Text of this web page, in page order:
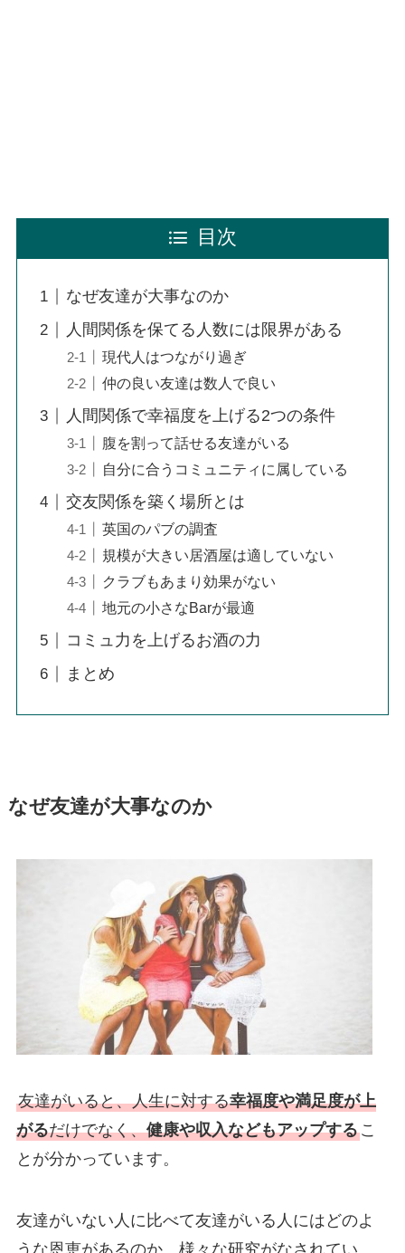
目次
なぜ友達が大事なのか
人間関係を保てる人数には限界がある
現代人はつながり過ぎ
仲の良い友達は数人で良い
人間関係で幸福度を上げる2つの条件
腹を割って話せる友達がいる
自分に合うコミュニティに属している
交友関係を築く場所とは
英国のパブの調査
規模が大きい居酒屋は適していない
クラブもあまり効果がない
地元の小さなBarが最適
コミュ力を上げるお酒の力
まとめ
なぜ友達が大事なのか
友達がいると、人生に対する幸福度や満足度が上
がるだけでなく、健康や収入などもアップするこ
とが分かっています。
友達がいない人に比べて友達がいる人にはどのよ